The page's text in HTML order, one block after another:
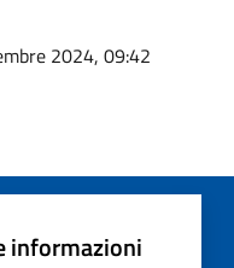
2024, 09:42
informazioni